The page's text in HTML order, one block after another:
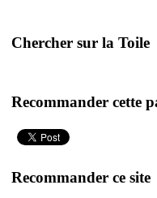
Chercher sur la Toile
Recommander cette
Recommander ce site